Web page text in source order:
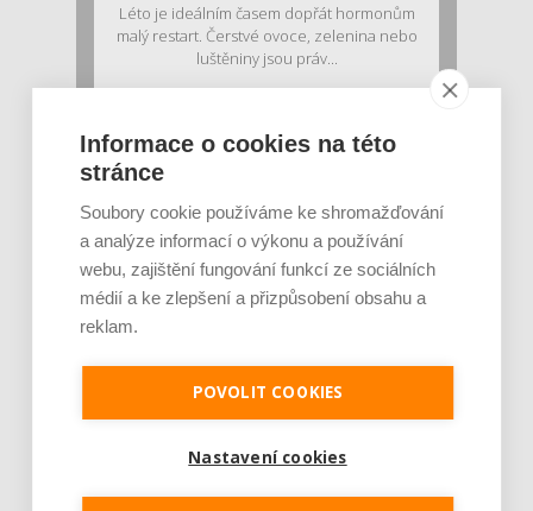
Léto je ideálním časem dopřát hormonům
malý restart. Čerstvé ovoce, zelenina nebo
luštěniny jsou práv...
Je jen pro sportovce, přiberu po něm a ve
v oblasti zdraví, výživy i dlouhověkosti. Přesto
se o ně...
Informace o cookies na této
stránce
Soubory cookie používáme ke shromažďování
a analýze informací o výkonu a používání
webu, zajištění fungování funkcí ze sociálních
médií a ke zlepšení a přizpůsobení obsahu a
reklam.
POVOLIT COOKIES
Nastavení cookies